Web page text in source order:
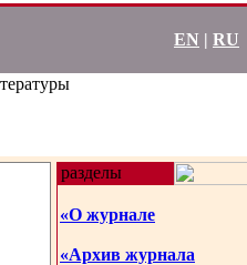
EN | RU
разделы
«О журнале
«Архив журнала